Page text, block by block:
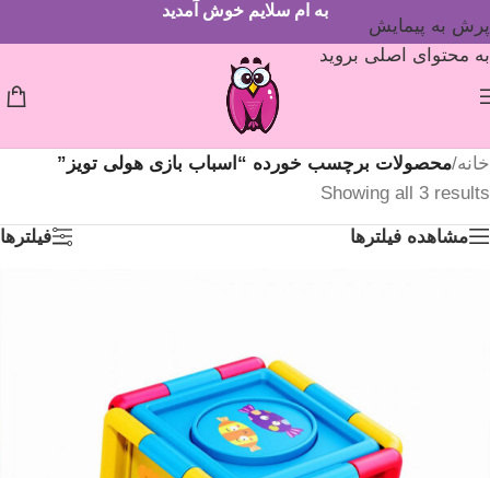
پرش به پیمایش
به محتوای اصلی بروید
به ام سلایم خوش آمدید
خانه/محصولات برچسب خورده “اسباب بازی هولی تویز”
Showing all 3 results
مشاهده فیلترها فیلترها